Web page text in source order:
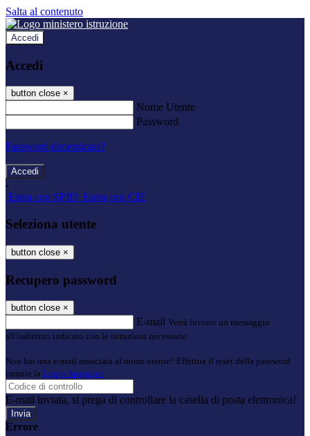
Salta al contenuto
Accedi
Accedi
button close ×
Nome Utente
Password
Password dimenticata?
-
Entra con SPID Entra con CIE
Seleziona utente
button close ×
Recupero password
button close ×
E-mail Verrà inviato un messaggio
all'indirizzo indicato con le istruzioni necessarie.
Non hai una e-mail associata al nome utente? Effettua il reset della password
tramite la Login Spaggiari
E-mail inviata, si prega di controllare la casella di posta elettronica!
Errore